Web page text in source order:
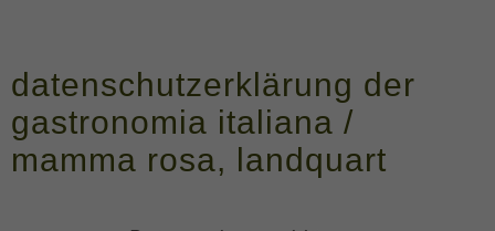
datenschutzerklärung der
gastronomia italiana /
mamma rosa, landquart